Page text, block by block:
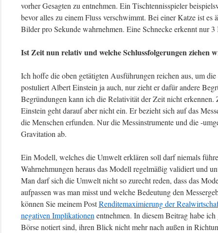
vorher Gesagten zu entnehmen. Ein Tischtennisspieler
bevor alles zu einem Fluss verschwimmt. Bei einer Katze ist
Bilder pro Sekunde wahrnehmen. Eine Schnecke erkennt nur
Ist Zeit nun relativ und welche Schlussfolgerungen ziehen
Ich hoffe die oben getätigten Ausführungen reichen aus, um
postuliert Albert Einstein ja auch, nur zieht er dafür andere
Begründungen kann ich die Relativität der Zeit nicht
Einstein geht darauf aber nicht ein. Er bezieht sich auf das
die Menschen erfunden. Nur die Messinstrumente und die -
Gravitation ab.
Ein Modell, welches die Umwelt erklären soll darf niemals
Wahrnehmungen heraus das Modell regelmäßig validiert und
Man darf sich die Umwelt nicht so zurecht reden, dass das
aufpassen was man misst und welche Bedeutung den
können Sie meinem PostRenditemaximierung der
negativen Implikationen entnehmen. In diesem Beitrag habe
Börse notiert sind, ihren Blick nicht mehr nach außen in